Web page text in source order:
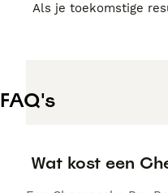
Als je toekomstige
FAQ's
Wat kost een